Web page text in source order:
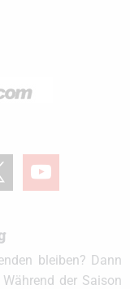
youtube
bleiben? Dann
der Saison